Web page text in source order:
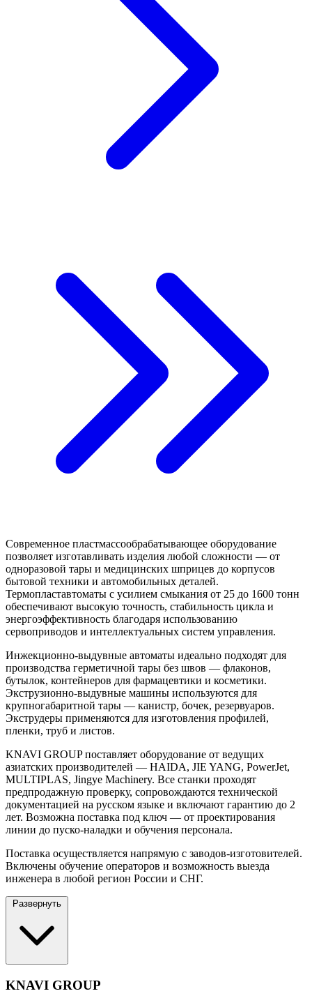
Современное пластмассообрабатывающее оборудование
позволяет изготавливать изделия любой сложности — от
одноразовой тары и медицинских шприцев до корпусов
бытовой техники и автомобильных деталей.
Термопластавтоматы с усилием смыкания от 25 до 1600 тонн
обеспечивают высокую точность, стабильность цикла и
энергоэффективность благодаря использованию
сервоприводов и интеллектуальных систем управления.
Инжекционно-выдувные автоматы идеально подходят для
производства герметичной тары без швов — флаконов,
бутылок, контейнеров для фармацевтики и косметики.
Экструзионно-выдувные машины используются для
крупногабаритной тары — канистр, бочек, резервуаров.
Экструдеры применяются для изготовления профилей,
пленки, труб и листов.
KNAVI GROUP поставляет оборудование от ведущих
азиатских производителей — HAIDA, JIE YANG, PowerJet,
MULTIPLAS, Jingye Machinery. Все станки проходят
предпродажную проверку, сопровождаются технической
документацией на русском языке и включают гарантию до 2
лет. Возможна поставка под ключ — от проектирования
линии до пуско-наладки и обучения персонала.
Поставка осуществляется напрямую с заводов-изготовителей.
Включены обучение операторов и возможность выезда
инженера в любой регион России и СНГ.
Развернуть
KNAVI GROUP